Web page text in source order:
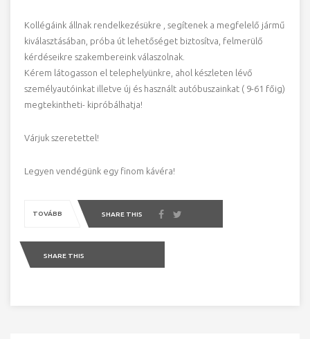
Kollégáink állnak rendelkezésükre , segítenek a megfelelő jármű
kiválasztásában, próba út lehetőséget biztosítva, felmerülő
kérdéseikre szakembereink válaszolnak.
Kérem látogasson el telephelyünkre, ahol készleten lévő
személyautóinkat illetve új és használt autóbuszainkat ( 9-61 főig)
megtekintheti- kipróbálhatja!
Várjuk szeretettel!
Legyen vendégünk egy finom kávéra!
TOVÁBB SHARE THIS
SHARE THIS